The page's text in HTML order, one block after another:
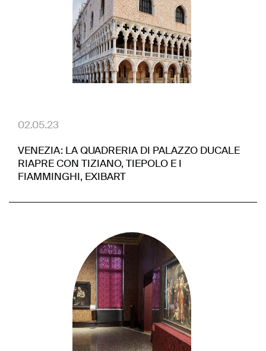
02.05.23
VENEZIA: LA QUADRERIA DI PALAZZO DUCALE
RIAPRE CON TIZIANO, TIEPOLO E I
FIAMMINGHI, EXIBART